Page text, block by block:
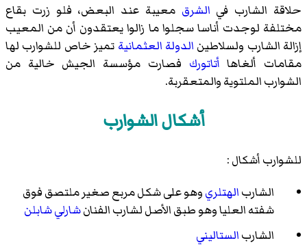
حلاقة الشارب في الشرق معيبة عند البعض، فلو زرت بقاع
مختلفة لوجدت أناسا سجلوا ما زالوا يعتقدون أن من المعيب
إزالة الشارب ولسلاطين الدولة العثمانية تميز خاص للشوارب لها
مقامات ألغاها أتاتورك فصارت مؤسسة الجيش خالية من
الشوارب الملتوية والمتعقربة.
أشكال الشوارب
للشوارب أشكال :
الشاربالهتلريوهو على شكل مربع صغير ملتصق فوق
شفته العليا وهو طبق الأصل لشارب الفنانشارلي شابلن
الشاربالستاليني